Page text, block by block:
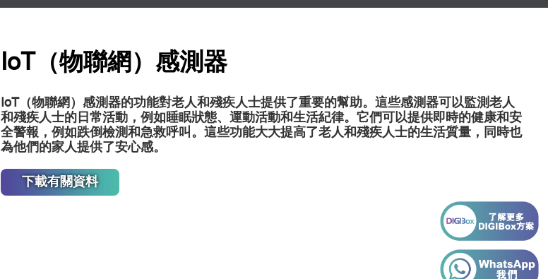
IoT（物聯網）感測器
IoT（物聯網）感測器的功能對老人和殘疾人士提供了重要的幫助。這些感測器可以監測老人
和殘疾人士的日常活動，例如睡眠狀態、運動活動和生活紀律。它們可以提供即時的健康和安
全警報，例如跌倒檢測和急救呼叫。這些功能大大提高了老人和殘疾人士的生活質量，同時也
為他們的家人提供了安心感。
下載有關資料